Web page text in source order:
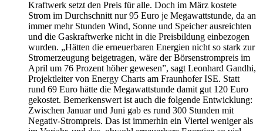
Kraftwerk setzt den Preis für alle. Doch im März kostete
Strom im Durchschnitt nur 95 Euro je Megawattstunde, da an
immer mehr Stunden Wind, Sonne und Speicher ausreichten
und die Gaskraftwerke nicht in die Preisbildung einbezogen
wurden. „Hätten die erneuerbaren Energien nicht so stark zur
Stromerzeugung beigetragen, wäre der Börsenstrompreis im
April um 76 Prozent höher gewesen”, sagt Leonhard Gandhi,
Projektleiter von Energy Charts am Fraunhofer ISE. Statt
rund 69 Euro hätte die Megawattstunde damit gut 120 Euro
gekostet. Bemerkenswert ist auch die folgende Entwicklung:
Zwischen Januar und Juni gab es rund 300 Stunden mit
Negativ-Strompreis. Das ist immerhin ein Viertel weniger als